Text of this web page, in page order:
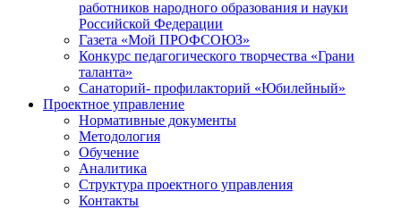
работников народного образования и науки
Российской Федерации
Газета «Мой ПРОФСОЮЗ»
Конкурс педагогического творчества «Грани
таланта»
Санаторий- профилакторий «Юбилейный»
Проектное управление
Нормативные документы
Методология
Обучение
Аналитика
Структура проектного управления
Контакты